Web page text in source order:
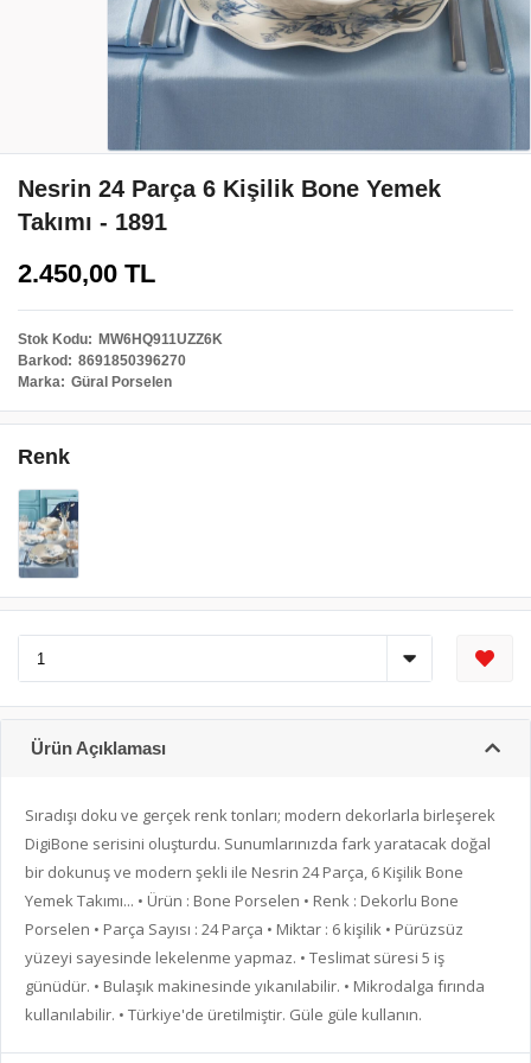
Nesrin 24 Parça 6 Kişilik Bone Yemek
Takımı - 1891
2.450,00 TL
Stok Kodu
MW6HQ911UZZ6K
Barkod
8691850396270
Marka
Güral Porselen
Renk
Ürün Açıklaması
Sıradışı doku ve gerçek renk tonları; modern dekorlarla birleşerek
DigiBone serisini oluşturdu. Sunumlarınızda fark yaratacak doğal
bir dokunuş ve modern şekli ile Nesrin 24 Parça, 6 Kişilik Bone
Yemek Takımı... • Ürün : Bone Porselen • Renk : Dekorlu Bone
Porselen • Parça Sayısı : 24 Parça • Miktar : 6 kişilik • Pürüzsüz
yüzeyi sayesinde lekelenme yapmaz. • Teslimat süresi 5 iş
günüdür. • Bulaşık makinesinde yıkanılabilir. • Mikrodalga fırında
kullanılabilir. • Türkiye'de üretilmiştir. Güle güle kullanın.